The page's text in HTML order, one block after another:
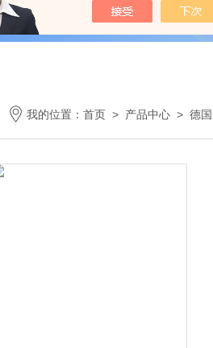
我的位置：首页 > 产品中心 >德